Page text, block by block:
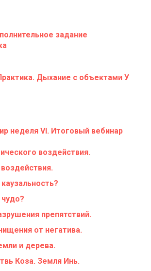
задание
Дыхание с объектами У
неделя VI. Итоговый вебинар
воздействия.
препятствий.
от негатива.
и дерева.
Коза. Земля Инь.